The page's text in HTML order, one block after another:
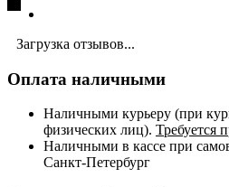
Загрузка отзывов...
Оплата наличными
Наличными курьеру (при
физических лиц). Требуется
Наличными в кассе при
Санкт-Петербург